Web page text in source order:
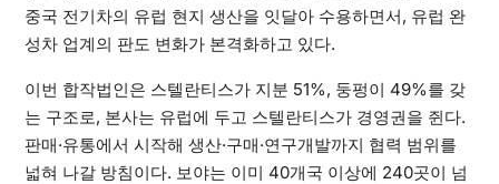
중국 전기차의 유럽 현지 생산을 잇달아 수용하면서, 유럽 완
성차 업계의 판도 변화가 본격화하고 있다.
이번 합작법인은 스텔란티스가 지분 51%, 둥펑이 49%를 갖
는 구조로, 본사는 유럽에 두고 스텔란티스가 경영권을 쥔다.
판매·유통에서 시작해 생산·구매·연구개발까지 협력 범위를
넓혀 나갈 방침이다. 보야는 이미 40개국 이상에 240곳이 넘